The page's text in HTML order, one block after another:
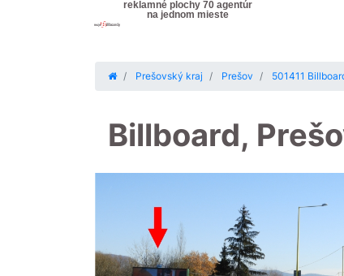
reklamné plochy 70 agentúr
na jednom mieste
Prešovský kraj Prešov 501411
Billboard,